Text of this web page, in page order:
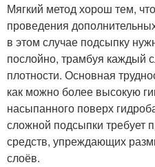
Мягкий метод хорош тем,
проведения
в этом случае подсыпку
послойно, трамбуя каждый
плотности. Основная
как можно более высокую
насыпанного поверх
сложной подсыпки требует
средств, упреждающих
слоёв.